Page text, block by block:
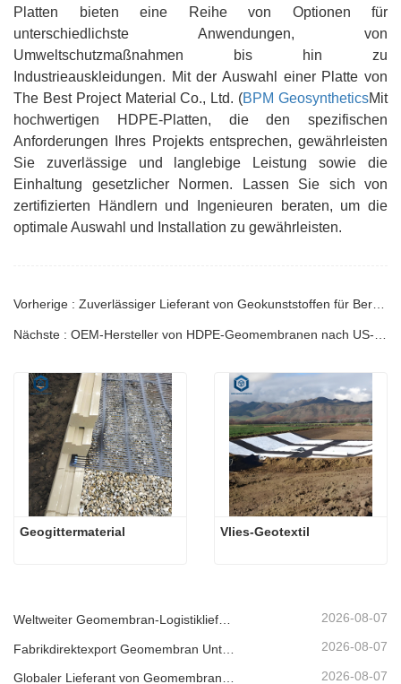
Platten bieten eine Reihe von Optionen für
unterschiedlichste Anwendungen, von
Umweltschutzmaßnahmen bis hin zu
Industrieauskleidungen. Mit der Auswahl einer Platte von
The Best Project Material Co., Ltd. (BPM GeosyntheticsMit
hochwertigen HDPE-Platten, die den spezifischen
Anforderungen Ihres Projekts entsprechen, gewährleisten
Sie zuverlässige und langlebige Leistung sowie die
Einhaltung gesetzlicher Normen. Lassen Sie sich von
zertifizierten Händlern und Ingenieuren beraten, um die
optimale Auswahl und Installation zu gewährleisten.
Geogittermaterial Vlies-Geotextil
Weltweiter Geomembran-Logistiklieferant 2026-08-07
2026-08-07
2026-08-07